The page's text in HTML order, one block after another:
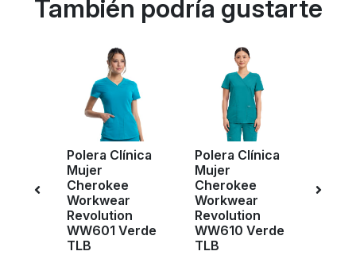
También podría gustarte
Polera Clínica
Mujer
Cherokee
Workwear
Revolution
WW601 Verde
TLB
Polera Clínica
Mujer
Cherokee
Workwear
Revolution
WW610 Verde
TLB